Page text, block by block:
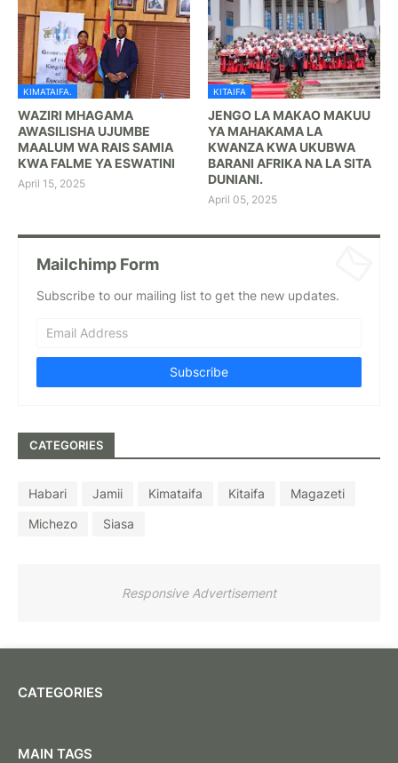
KIMATAIFA.
WAZIRI MHAGAMA
AWASILISHA UJUMBE
MAALUM WA RAIS SAMIA
KWA FALME YA ESWATINI
April 15, 2025
KITAIFA
JENGO LA MAKAO MAKUU
YA MAHAKAMA LA
KWANZA KWA UKUBWA
BARANI AFRIKA NA LA SITA
DUNIANI.
April 05, 2025
Mailchimp Form
Subscribe to our mailing list to get the new updates.
CATEGORIES
Habari Jamii Kimataifa Kitaifa
Magazeti
Michezo
Siasa
Responsive Advertisement
CATEGORIES
MAIN TAGS